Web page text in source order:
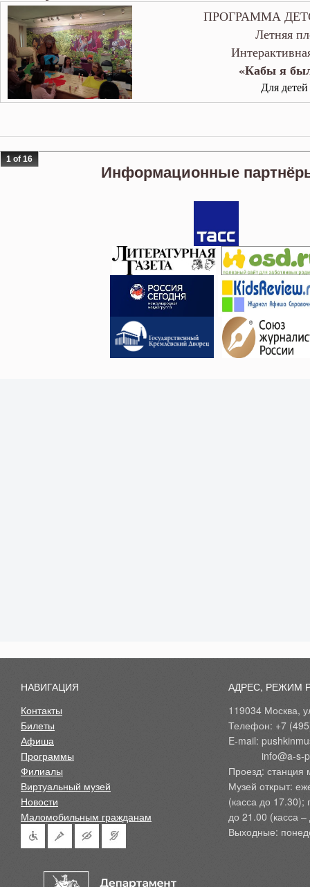
ПРОГРАММА
Летняя
«Кабы я
Для детей
1 of 16
Информационные
НАВИГАЦИЯ
Контакты
Билеты
Афиша
Программы
Филиалы
Виртуальный музей
Новости
Маломобильным гражданам
АДРЕС, РЕЖИМ
119034 Москва,
Телефон: +7
E-mail:
Проезд: станция
Музей открыт:
(касса до 17.30);
до 21.00 (касса
Выходные: